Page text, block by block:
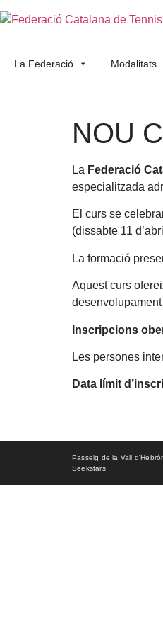
La Federació Modalitats
NOU
La Federació
especialitzada
El curs se
(dissabte 11
La formació
Aquest curs
Inscripcions
Les persones
Data límit
Passeig de la Vall
Seekstars